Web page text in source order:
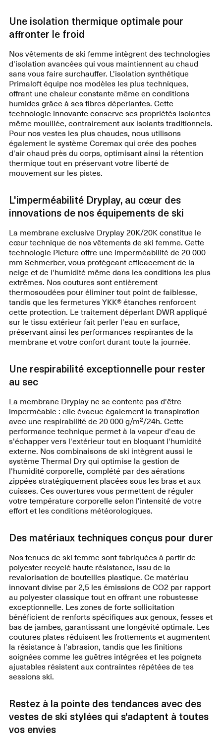
Une isolation thermique optimale pour
affronter le froid
Nos vêtements de ski femme intègrent des technologies
d'isolation avancées qui vous maintiennent au chaud
sans vous faire surchauffer. L'isolation synthétique
Primaloft équipe nos modèles les plus techniques,
offrant une chaleur constante même en conditions
humides grâce à ses fibres déperlantes. Cette
technologie innovante conserve ses propriétés isolantes
même mouillée, contrairement aux isolants traditionnels.
Pour nos vestes les plus chaudes, nous utilisons
également le système Coremax qui crée des poches
d'air chaud près du corps, optimisant ainsi la rétention
thermique tout en préservant votre liberté de
mouvement sur les pistes.
L'imperméabilité Dryplay, au cœur des
innovations de nos équipements de ski
La membrane exclusive Dryplay 20K/20K constitue le
cœur technique de nos vêtements de ski femme. Cette
technologie Picture offre une imperméabilité de 20 000
mm Schmerber, vous protégeant efficacement de la
neige et de l'humidité même dans les conditions les plus
extrêmes. Nos coutures sont entièrement
thermosoudées pour éliminer tout point de faiblesse,
tandis que les fermetures YKK® étanches renforcent
cette protection. Le traitement déperlant DWR appliqué
sur le tissu extérieur fait perler l'eau en surface,
préservant ainsi les performances respirantes de la
membrane et votre confort durant toute la journée.
Une respirabilité exceptionnelle pour rester
au sec
La membrane Dryplay ne se contente pas d'être
imperméable : elle évacue également la transpiration
avec une respirabilité de 20 000 g/m²/24h. Cette
performance technique permet à la vapeur d'eau de
s'échapper vers l'extérieur tout en bloquant l'humidité
externe. Nos combinaisons de ski intègrent aussi le
système Thermal Dry qui optimise la gestion de
l'humidité corporelle, complété par des aérations
zippées stratégiquement placées sous les bras et aux
cuisses. Ces ouvertures vous permettent de réguler
votre température corporelle selon l'intensité de votre
effort et les conditions météorologiques.
Des matériaux techniques conçus pour durer
Nos tenues de ski femme sont fabriquées à partir de
polyester recyclé haute résistance, issu de la
revalorisation de bouteilles plastique. Ce matériau
innovant divise par 2,5 les émissions de CO2 par rapport
au polyester classique tout en offrant une robustesse
exceptionnelle. Les zones de forte sollicitation
bénéficient de renforts spécifiques aux genoux, fesses et
bas de jambes, garantissant une longévité optimale. Les
coutures plates réduisent les frottements et augmentent
la résistance à l'abrasion, tandis que les finitions
soignées comme les guêtres intégrées et les poignets
ajustables résistent aux contraintes répétées de tes
sessions ski.
Restez à la pointe des tendances avec des
vestes de ski stylées qui s'adaptent à toutes
vos envies